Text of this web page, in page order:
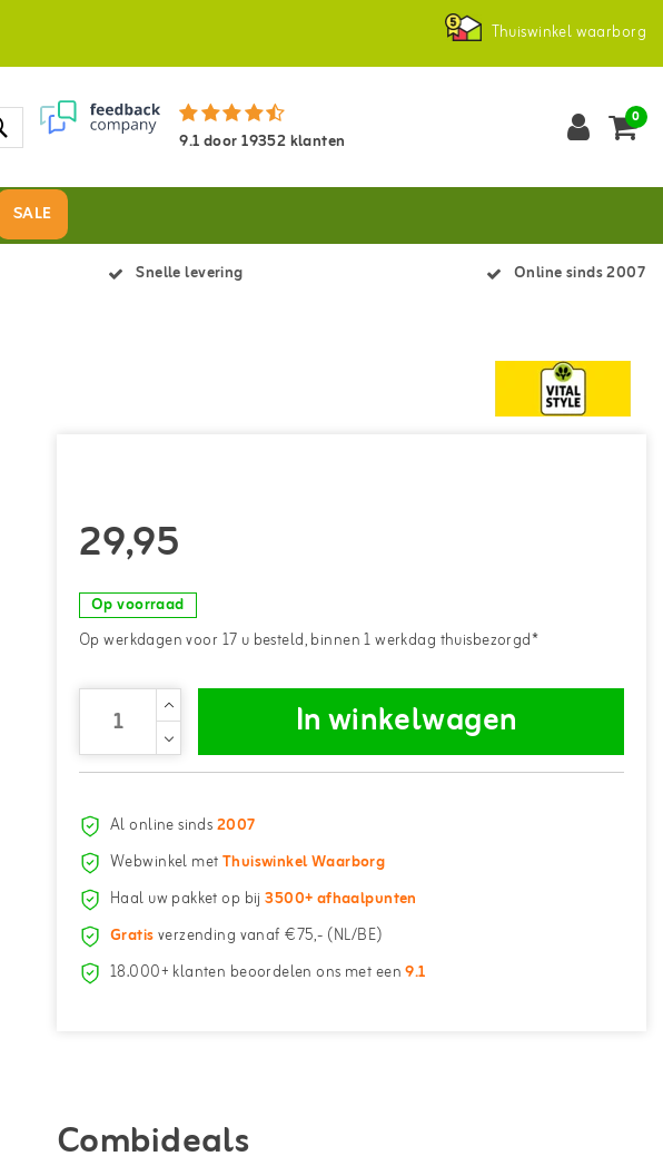
Thuiswinkel waarborg
9.1door19352klanten
0
SALE
Snelle levering Online sinds 2007
29,95
Op voorraad
Op werkdagen voor 17 u besteld, binnen 1 werkdag thuisbezorgd*
In winkelwagen
Al online sinds2007
Webwinkel metThuiswinkel Waarborg
Haal uw pakket op bij3500+ afhaalpunten
Gratisverzending vanaf €75,- (NL/BE)
18.000+ klanten beoordelen ons met een9.1
Combideals